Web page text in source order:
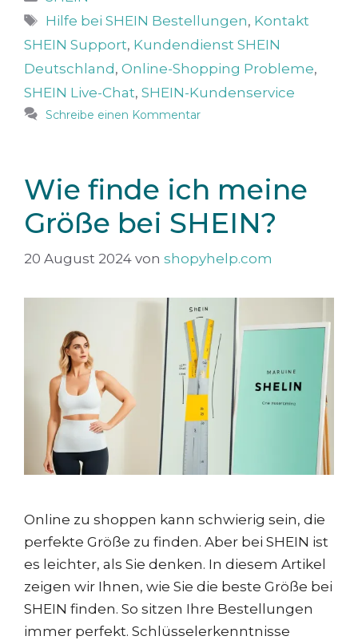
Schlagwörter
Hilfe bei SHEIN Bestellungen, Kontakt
SHEIN Support, Kundendienst SHEIN
Deutschland, Online-Shopping Probleme,
SHEIN Live-Chat, SHEIN-Kundenservice
Schreibe einen Kommentar
Wie finde ich meine
Größe bei SHEIN?
20 August 2024 von shopyhelp.com
Online zu shoppen kann schwierig sein, die
perfekte Größe zu finden. Aber bei SHEIN ist
es leichter, als Sie denken. In diesem Artikel
zeigen wir Ihnen, wie Sie die beste Größe bei
SHEIN finden. So sitzen Ihre Bestellungen
immer perfekt. Schlüsselerkenntnisse